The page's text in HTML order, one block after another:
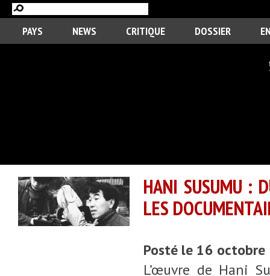
PAYS NEWS CRITIQUE DOSSIER
HANI SUSUMU :
LES
Posté le 16
L’œuvre de Hani